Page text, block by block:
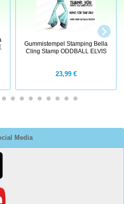
Media
Gummistempel Stamping Bella
Cling Stamp ODDBALL ELVIS
23,99 €